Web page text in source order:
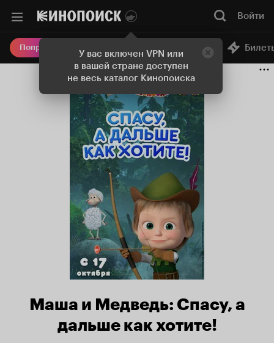
У вас включен VPN или
в вашей стране доступен
не весь каталог Кинопоиска
Войти
Попробовать Плюс Онлайн-кинотеатр
Маша и Медведь: Спасу, а
дальше как хотите!